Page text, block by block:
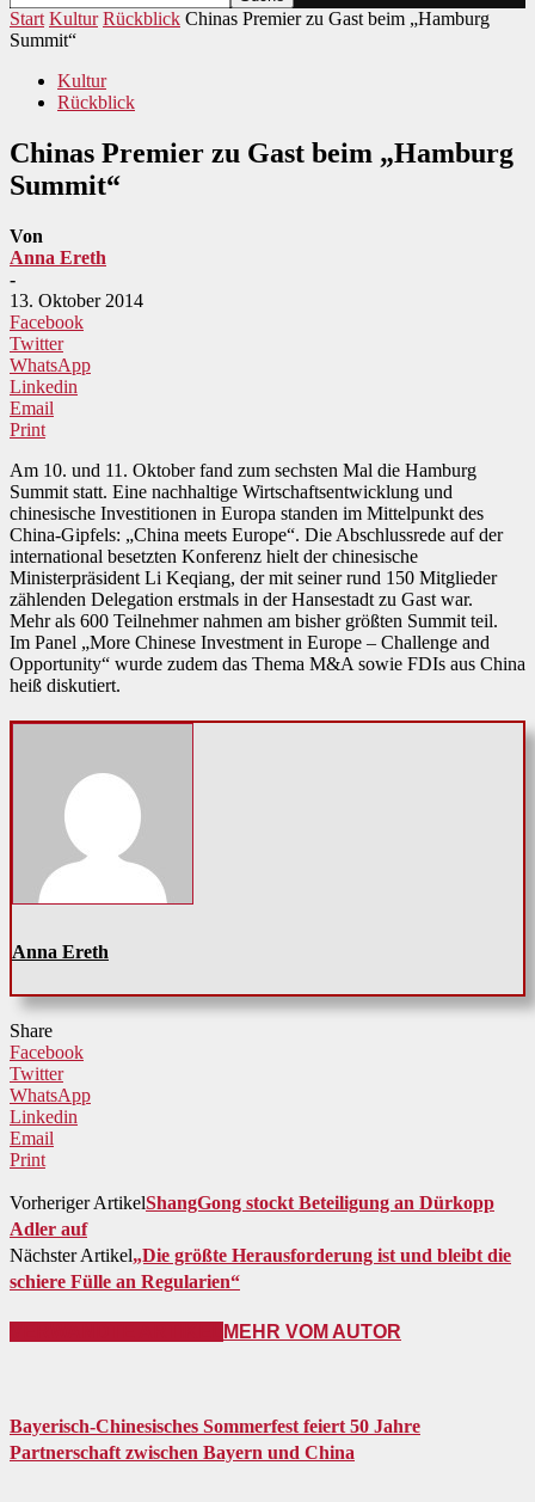
Start Kultur Rückblick Chinas Premier zu Gast beim „Hamburg
Summit“
Kultur
Rückblick
Chinas Premier zu Gast beim „Hamburg
Summit“
Von
Anna Ereth
-
13. Oktober 2014
Facebook
Twitter
WhatsApp
Linkedin
Email
Print
Am 10. und 11. Oktober fand zum sechsten Mal die Hamburg
Summit statt. Eine nachhaltige Wirtschaftsentwicklung und
chinesische Investitionen in Europa standen im Mittelpunkt des
China-Gipfels: „China meets Europe“. Die Abschlussrede auf der
international besetzten Konferenz hielt der chinesische
Ministerpräsident Li Keqiang, der mit seiner rund 150 Mitglieder
zählenden Delegation erstmals in der Hansestadt zu Gast war.
Mehr als 600 Teilnehmer nahmen am bisher größten Summit teil.
Im Panel „More Chinese Investment in Europe – Challenge and
Opportunity“ wurde zudem das Thema M&A sowie FDIs aus China
heiß diskutiert.
Anna Ereth
Share
Facebook
Twitter
WhatsApp
Linkedin
Email
Print
Vorheriger ArtikelShangGong stockt Beteiligung an Dürkopp
Adler auf
Nächster Artikel„Die größte Herausforderung ist und bleibt die
schiere Fülle an Regularien“
MEHR VOM AUTOR
Bayerisch-Chinesisches Sommerfest feiert 50 Jahre
Partnerschaft zwischen Bayern und China